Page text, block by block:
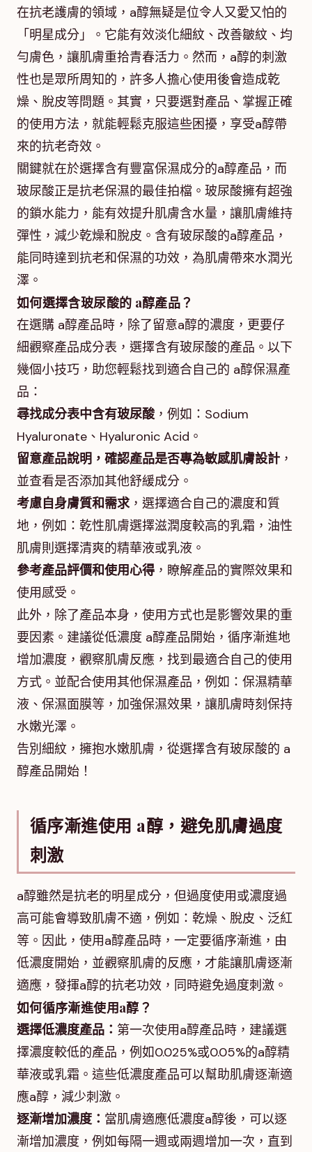
在抗老護膚的領域，a醇無疑是位令人又愛又怕的
「明星成分」。它能有效淡化細紋、改善皺紋、均
勻膚色，讓肌膚重拾青春活力。然而，a醇的刺激
性也是眾所周知的，許多人擔心使用後會造成乾
燥、脫皮等問題。其實，只要選對產品、掌握正確
的使用方法，就能輕鬆克服這些困擾，享受a醇帶
來的抗老奇效。
關鍵就在於選擇含有豐富保濕成分的a醇產品，而
玻尿酸正是抗老保濕的最佳拍檔。玻尿酸擁有超強
的鎖水能力，能有效提升肌膚含水量，讓肌膚維持
彈性，減少乾燥和脫皮。含有玻尿酸的a醇產品，
能同時達到抗老和保濕的功效，為肌膚帶來水潤光
澤。
如何選擇含玻尿酸的 a醇產品？
在選購 a醇產品時，除了留意a醇的濃度，更要仔
細觀察產品成分表，選擇含有玻尿酸的產品。以下
幾個小技巧，助您輕鬆找到適合自己的 a醇保濕產
品：
尋找成分表中含有玻尿酸，例如：Sodium
Hyaluronate、Hyaluronic Acid。
留意產品說明，確認產品是否專為敏感肌膚設計 ，
並查看是否添加其他舒緩成分。
考慮自身膚質和需求，選擇適合自己的濃度和質
地，例如：乾性肌膚選擇滋潤度較高的乳霜，油性
肌膚則選擇清爽的精華液或乳液。
參考產品評價和使用心得 ，瞭解產品的實際效果和
使用感受。
此外，除了產品本身，使用方式也是影響效果的重
要因素。建議從低濃度 a醇產品開始，循序漸進地
增加濃度，觀察肌膚反應，找到最適合自己的使用
方式。並配合使用其他保濕產品，例如：保濕精華
液、保濕面膜等，加強保濕效果，讓肌膚時刻保持
水嫩光澤。
告別細紋，擁抱水嫩肌膚，從選擇含有玻尿酸的 a
醇產品開始！
循序漸進使用 a醇，避免肌膚過度
刺激
a醇雖然是抗老的明星成分，但過度使用或濃度過
高可能會導致肌膚不適，例如：乾燥、脫皮、泛紅
等。因此，使用a醇產品時，一定要循序漸進，由
低濃度開始，並觀察肌膚的反應，才能讓肌膚逐漸
適應，發揮a醇的抗老功效，同時避免過度刺激。
如何循序漸進使用a醇？
選擇低濃度產品： 第一次使用a醇產品時，建議選
擇濃度較低的產品，例如0.025%或0.05%的a醇精
華液或乳霜。這些低濃度產品可以幫助肌膚逐漸適
應a醇，減少刺激。
逐漸增加濃度： 當肌膚適應低濃度a醇後，可以逐
漸增加濃度，例如每隔一週或兩週增加一次，直到